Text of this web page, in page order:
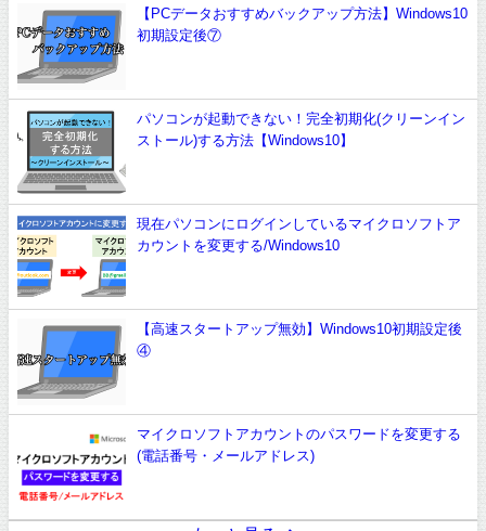
【PCデータおすすめバックアップ方法】Windows10
初期設定後⑦
パソコンが起動できない！完全初期化(クリーンイン
ストール)する方法【Windows10】
現在パソコンにログインしているマイクロソフトア
カウントを変更する/Windows10
【高速スタートアップ無効】Windows10初期設定後
④
マイクロソフトアカウントのパスワードを変更する
(電話番号・メールアドレス)